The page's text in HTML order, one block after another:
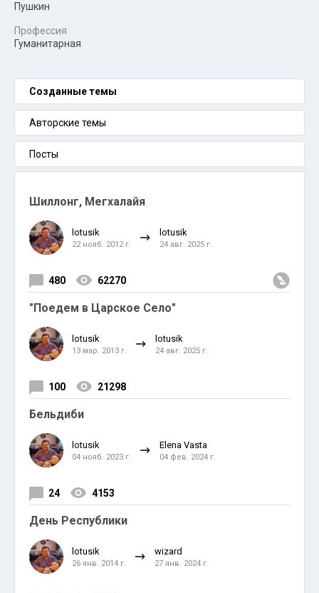
Пушкин
Профессия
Гуманитарная
Созданные темы
Авторские темы
Посты
Шиллонг, Мегхалайя
lotusik
22 нояб. 2012 г.
lotusik
24 авг. 2025 г.
480 62270
"Поедем в Царское Село"
lotusik
13 мар. 2013 г.
lotusik
24 авг. 2025 г.
100 21298
Бельдиби
lotusik
04 нояб. 2023 г.
Elena Vasta
04 фев. 2024 г.
24 4153
День Республики
lotusik
26 янв. 2014 г.
wizard
27 янв. 2024 г.